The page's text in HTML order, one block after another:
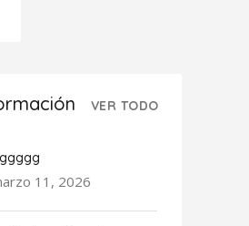
VER TODO
11, 2026